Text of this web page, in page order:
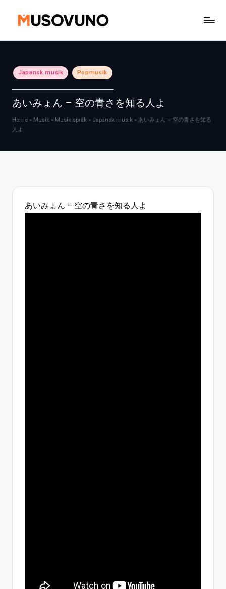
Posted
in
Japansk musik Popmusik
あいみょん – 空の青さを知る人よ
Home » Musik » Musik språk » Japansk musik » あいみょん – 空の青さを知る
人よ
あいみょん – 空の青さを知る人よ